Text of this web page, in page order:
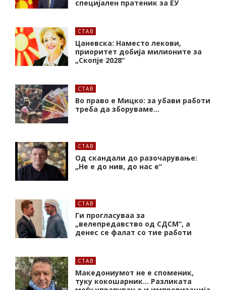
специјален пратеник за ЕУ
СТАВ
Цаневска: Наместо лекови,
приоритет добија милионите за
„Скопје 2028“
СТАВ
Во право е Мицко: за убави работи
треба да зборуваме…
СТАВ
Од скандали до разочарување:
„Не е до нив, до нас е“
СТАВ
Ги прогласуваа за
„велепредавство од СДСМ“, а
денес се фалат со тие работи
СТАВ
Македониумот не е споменик,
туку кокошарник… Разликата